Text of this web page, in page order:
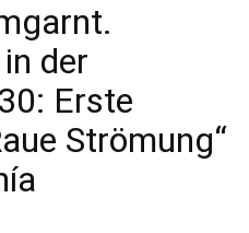
der
Erste
Strömung“